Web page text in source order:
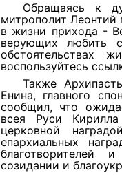
Обращаясь к
митрополит Леонтий
в жизни прихода -
верующих любить
обстоятельствах
воспользуйтесь
Также
Енина, главного
сообщил, что
всея Руси
церковной
епархиальных
благотворителей
созидании и